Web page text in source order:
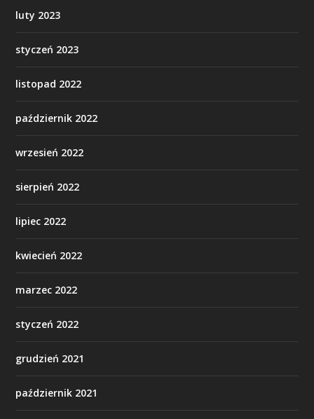
luty 2023
styczeń 2023
listopad 2022
październik 2022
wrzesień 2022
sierpień 2022
lipiec 2022
kwiecień 2022
marzec 2022
styczeń 2022
grudzień 2021
październik 2021